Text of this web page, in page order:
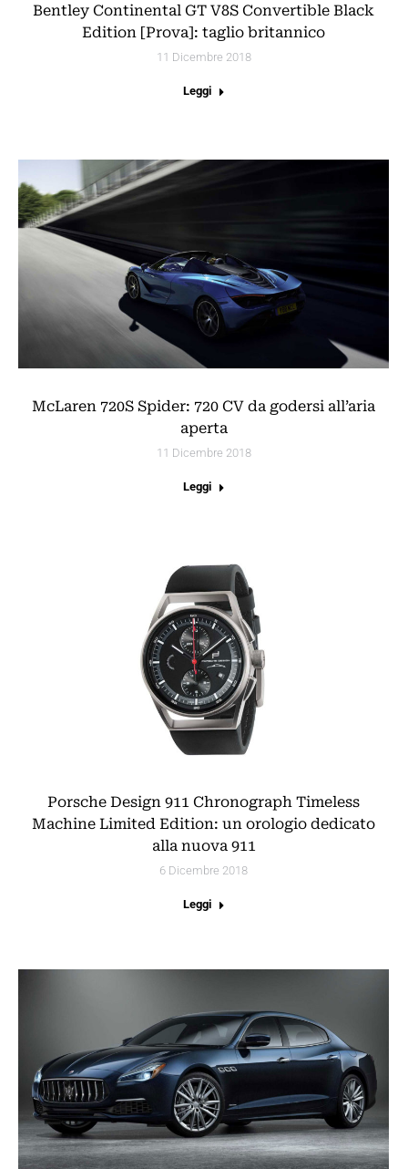
Bentley Continental GT V8S Convertible Black
Edition [Prova]: taglio britannico
11 Dicembre 2018
Leggi
McLaren 720S Spider: 720 CV da godersi all’aria
aperta
11 Dicembre 2018
Leggi
Porsche Design 911 Chronograph Timeless
Machine Limited Edition: un orologio dedicato
alla nuova 911
6 Dicembre 2018
Leggi